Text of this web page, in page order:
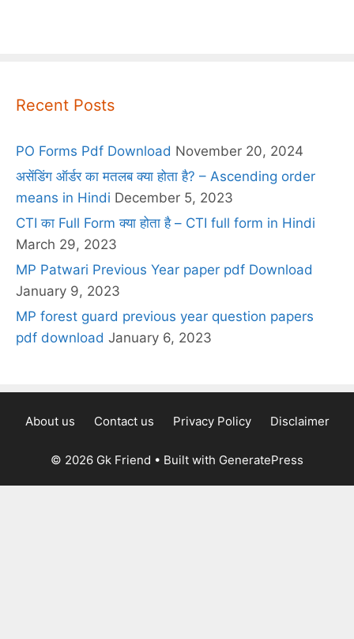
Recent Posts
PO Forms Pdf Download November 20, 2024
असेंडिंग ऑर्डर का मतलब क्या होता है? – Ascending order
means in Hindi December 5, 2023
CTI का Full Form क्या होता है – CTI full form in Hindi
March 29, 2023
MP Patwari Previous Year paper pdf Download
January 9, 2023
MP forest guard previous year question papers
pdf download January 6, 2023
About us Contact us Privacy Policy Disclaimer
© 2026 Gk Friend • Built with GeneratePress